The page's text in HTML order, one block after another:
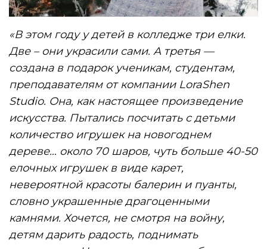
«В этом году у детей в колледже три елки.
Две – они украсили сами. А третья —
создана в подарок ученикам, студентам,
преподавателям от компании LoraShen
Studio. Она, как настоящее произведение
искусства. Пытались посчитать с детьми
количество игрушек на новогоднем
дереве… около 70 шаров, чуть больше 40-50
елочных игрушек в виде карет,
невероятной красоты балерин и пуанты,
словно украшенные драгоценными
камнями. Хочется, не смотря на войну,
детям дарить радость, поднимать